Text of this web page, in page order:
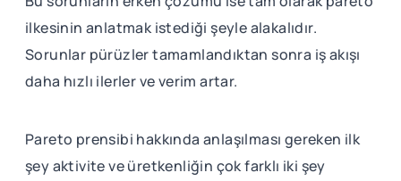
ilkesinin anlatmak istediği şeyle alakalıdır.
Sorunlar pürüzler tamamlandıktan sonra iş akışı
daha hızlı ilerler ve verim artar.
Pareto prensibi hakkında anlaşılması gereken ilk
şey aktivite ve üretkenliğin çok farklı iki şey